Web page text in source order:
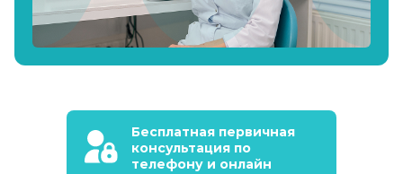
Бесплатная первичная
консультация по
телефону и онлайн